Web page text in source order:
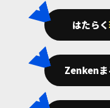
はたらく
Zenkenま